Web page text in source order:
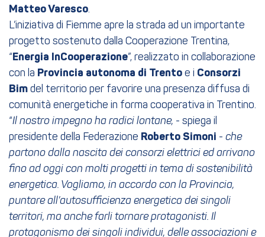
Matteo Varesco.
L’iniziativa di Fiemme apre la strada ad un importante
progetto sostenuto dalla Cooperazione Trentina,
“Energia InCooperazione”, realizzato in collaborazione
con la Provincia autonoma di Trento e i Consorzi
Bim del territorio per favorire una presenza diffusa di
comunità energetiche in forma cooperativa in Trentino.
“Il nostro impegno ha radici lontane, - spiega il
presidente della Federazione Roberto Simoni - che
partono dalla nascita dei consorzi elettrici ed arrivano
fino ad oggi con molti progetti in tema di sostenibilità
energetica. Vogliamo, in accordo con la Provincia,
puntare all’autosufficienza energetica dei singoli
territori, ma anche farli tornare protagonisti. Il
protagonismo dei singoli individui, delle associazioni e